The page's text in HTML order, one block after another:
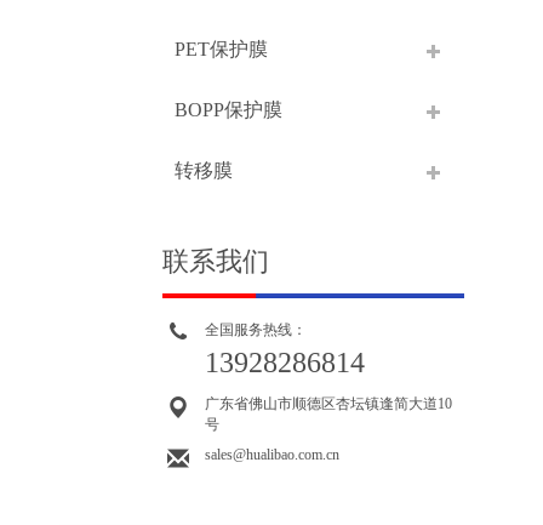
PET保护膜
BOPP保护膜
转移膜
联系我们
全国服务热线：
13928286814
广东省佛山市顺德区杏坛镇逢简大道10
号
sales@hualibao.com.cn